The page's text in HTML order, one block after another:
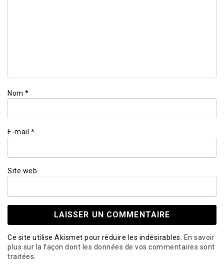
Nom *
E-mail *
Site web
Ce site utilise Akismet pour réduire les indésirables.
En savoir
plus sur la façon dont les données de vos commentaires sont
traitées